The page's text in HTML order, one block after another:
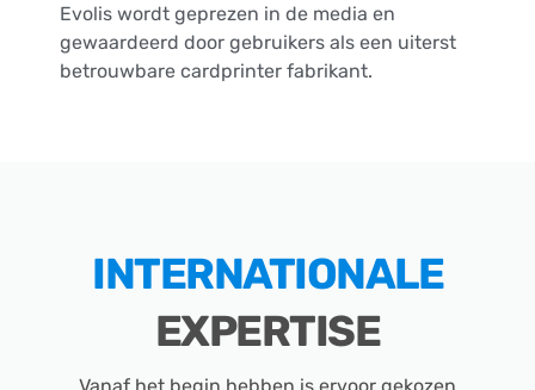
Evolis wordt geprezen in de media en
gewaardeerd door gebruikers als een uiterst
betrouwbare cardprinter fabrikant.
INTERNATIONALE
EXPERTISE